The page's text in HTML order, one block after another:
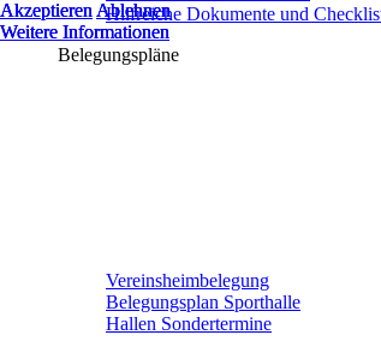
Hilfreiche Dokumente und
Belegungspläne
Vereinsheimbelegung
Belegungsplan Sporthalle
Hallen Sondertermine
Akzeptieren Ablehnen
Weitere Informationen
Akzeptieren Ablehnen
Weitere Informationen
Akzeptieren Ablehnen
Weitere Informationen